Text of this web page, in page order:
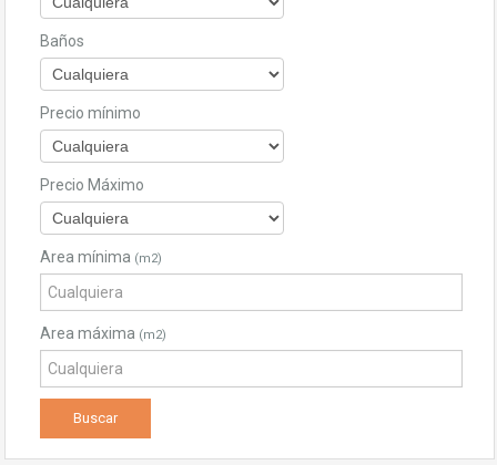
Baños
Precio mínimo
Precio Máximo
Area mínima (m2)
Area máxima (m2)